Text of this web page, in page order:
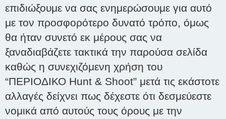
επιδιώξουμε να σας ενημερώσουμε για αυτό
με τον προσφορότερο δυνατό τρόπο, όμως
θα ήταν συνετό εκ μέρους σας να
ξαναδιαβάζετε τακτικά την παρούσα σελίδα
καθώς η συνεχιζόμενη χρήση του
“ΠΕΡΙΟΔΙΚΟ Hunt & Shoot” μετά τις εκάστοτε
αλλαγές δείχνει πως δέχεστε ότι δεσμεύεστε
νομικά από αυτούς τους όρους με την